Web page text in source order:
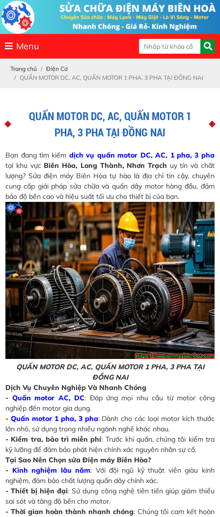
Menu
Trang chủ
Điện Cơ
QUẤN MOTOR DC, AC, QUẤN MOTOR 1 PHA, 3 PHA TẠI ĐỒNG NAI
QUẤN MOTOR DC, AC, QUẤN MOTOR 1
PHA, 3 PHA TẠI ĐỒNG NAI
Bạn đang tìm kiếm dịch vụ quấn motor DC, AC, 1 pha, 3 pha
tại khu vực Biên Hòa, Long Thành, Nhơn Trạch uy tín và chất
lượng? Sửa điện máy Biên Hòa tự hào là địa chỉ tin cậy, chuyên
cung cấp giải pháp sửa chữa và quấn dây motor hàng đầu, đảm
bảo độ bền cao và hiệu suất tối ưu cho thiết bị của bạn.
QUẤN MOTOR DC, AC, QUẤN MOTOR 1 PHA, 3 PHA TẠI
ĐỒNG NAI
Dịch Vụ Chuyên Nghiệp Và Nhanh Chóng
- Quấn motor AC, DC: Đáp ứng mọi nhu cầu từ motor công
nghiệp đến motor gia dụng.
-Quấn motor 1 pha, 3 pha: Dành cho các loại motor kích thước
lớn nhỏ, sử dụng trong nhiều ngành nghề khác nhau.
- Kiểm tra, bảo trì miễn phí: Trước khi quấn, chúng tôi kiểm tra
kỹ lưỡng để đảm bảo phát hiện chính xác nguyên nhân sự cố.
Tại Sao Nên Chọn sửa Điện máy Biên Hòa?
- Kinh nghiệm lâu năm: Với đội ngũ kỹ thuật viên giàu kinh
nghiệm, đảm bảo chất lượng quấn dây chính xác.
- Thiết bị hiện đại: Sử dụng công nghệ tiên tiến giúp giảm thiểu
sai sót và tăng độ bền cho motor.
- Thời gian hoàn thành nhanh chóng: Chúng tôi cam kết hoàn